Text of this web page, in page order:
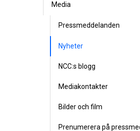
Media
Pressmeddelanden
Nyheter
NCC:s blogg
Mediakontakter
Bilder och film
Prenumerera på